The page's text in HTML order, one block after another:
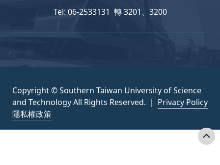
Tel: 06-2533131 轉 3201、3200
Copyright © Southern Taiwan University of Science
and Technology All Rights Reserved. ｜ Privacy Policy
隱私權政策